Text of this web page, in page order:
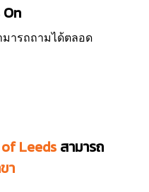
มารถถามได้ตลอด
Leedsสามารถ
า